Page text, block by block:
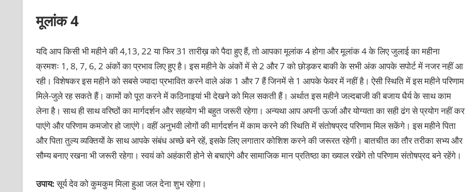
मूलांक 4
यदि आप किसी भी महीने की 4,13, 22 या फिर 31 तारीख़ को पैदा हुए हैं, तो आपका मूलांक 4 होगा और मूलांक 4 के लिए जुलाई का महीना
क्रमशः 1, 8, 7, 6, 2 अंकों का प्रभाव लिए हुए है। इस महीने के अंकों में से 2 और 7 को छोड़कर बाकी के सभी अंक आपके सपोर्ट में नजर नहीं आ
रही। विशेषकर इस महीने को सबसे ज्यादा प्रभावित करने वाले अंक 1 और 7 हैं जिनमें से 1 आपके फेवर में नहीं है। ऐसी स्थिति में इस महीने परिणाम
मिले-जुले रह सकते हैं। कामों को पूरा करने में कठिनाइयां भी देखने को मिल सकती हैं। अर्थात इस महीने जल्दबाजी की बजाय धैर्य के साथ काम
लेना है। साथ ही साथ वरिष्ठों का मार्गदर्शन और सहयोग भी बहुत जरूरी रहेगा। अन्यथा आप अपनी ऊर्जा और योग्यता का सही ढंग से प्रयोग नहीं कर
पाएंगे और परिणाम कमजोर हो जाएंगे। वहीं अनुभवी लोगों की मार्गदर्शन में काम करने की स्थिति में संतोषप्रद परिणाम मिल सकेंगे। इस महीने पिता
और पिता तुल्य व्यक्तियों के साथ आपके संबंध अच्छे बने रहें, इसके लिए लगातार कोशिश करने की जरूरत रहेगी। बातचीत का तौर तरीका सभ्य और
सौम्य बनाए रखना भी जरूरी रहेगा। स्वयं को अहंकारी होने से बचाएंगे और सामाजिक मान प्रतिष्ठा का ख्याल रखेंगे तो परिणाम संतोषप्रद बने रहेंगे।
उपाय:सूर्य देव को कुमकुम मिला हुआ जल देना शुभ रहेगा।